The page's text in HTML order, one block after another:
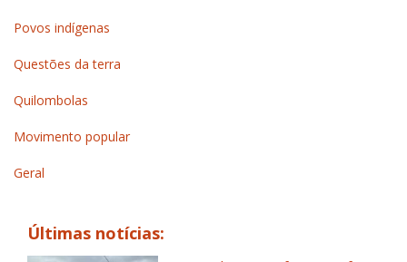
Povos indígenas
Questões da terra
Quilombolas
Movimento popular
Geral
Últimas notícias: